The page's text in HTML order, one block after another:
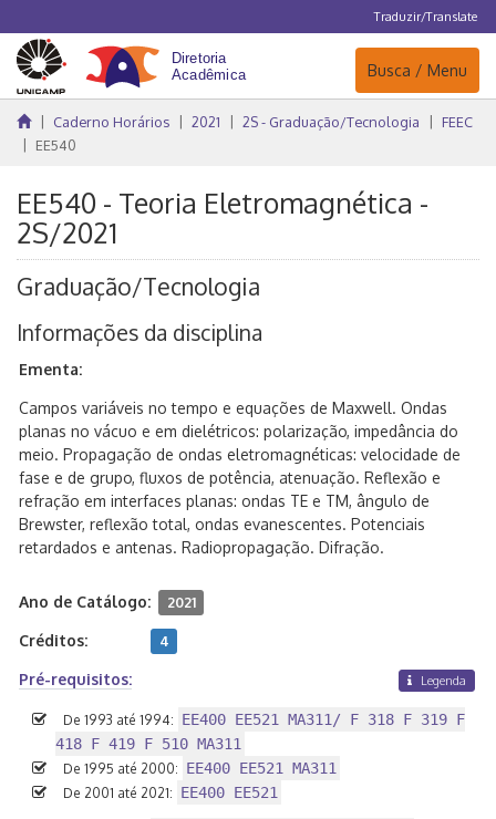
Traduzir/Translate
Navegação
Busca / Menu
Caderno Horários 2021 2S - Graduação/Tecnologia
FEEC
EE540
EE540 - Teoria Eletromagnética -
2S/2021
Graduação/Tecnologia
Informações da disciplina
Ementa:
Campos variáveis no tempo e equações de Maxwell. Ondas
planas no vácuo e em dielétricos: polarização, impedância do
meio. Propagação de ondas eletromagnéticas: velocidade de
fase e de grupo, fluxos de potência, atenuação. Reflexão e
refração em interfaces planas: ondas TE e TM, ângulo de
Brewster, reflexão total, ondas evanescentes. Potenciais
retardados e antenas. Radiopropagação. Difração.
Ano de Catálogo: 2021
Créditos: 4
Pré-requisitos: Legenda
De 1993 até 1994: EE400 EE521 MA311/ F 318 F 319 F
418 F 419 F 510 MA311
De 1995 até 2000: EE400 EE521 MA311
De 2001 até 2021: EE400 EE521